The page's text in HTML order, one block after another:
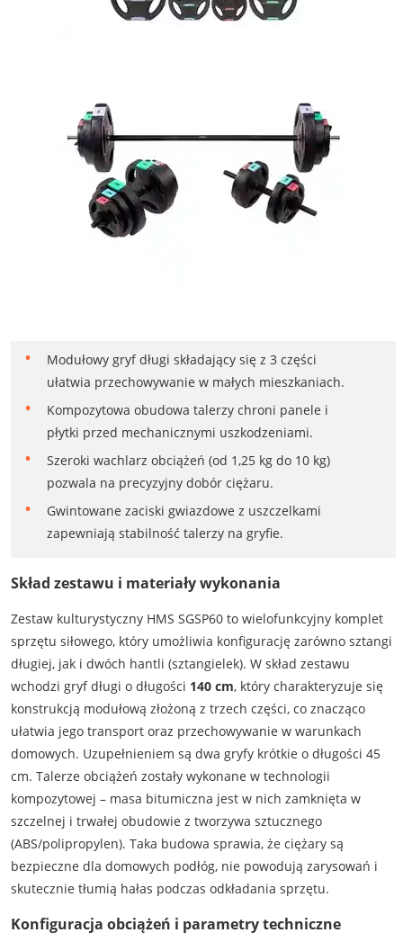
Modułowy gryf długi składający się z 3 części
ułatwia przechowywanie w małych mieszkaniach.
Kompozytowa obudowa talerzy chroni panele i
płytki przed mechanicznymi uszkodzeniami.
Szeroki wachlarz obciążeń (od 1,25 kg do 10 kg)
pozwala na precyzyjny dobór ciężaru.
Gwintowane zaciski gwiazdowe z uszczelkami
zapewniają stabilność talerzy na gryfie.
Skład zestawu i materiały wykonania
Zestaw kulturystyczny HMS SGSP60 to wielofunkcyjny komplet
sprzętu siłowego, który umożliwia konfigurację zarówno sztangi
długiej, jak i dwóch hantli (sztangielek). W skład zestawu
wchodzi gryf długi o długości 140 cm, który charakteryzuje się
konstrukcją modułową złożoną z trzech części, co znacząco
ułatwia jego transport oraz przechowywanie w warunkach
domowych. Uzupełnieniem są dwa gryfy krótkie o długości 45
cm. Talerze obciążeń zostały wykonane w technologii
kompozytowej – masa bitumiczna jest w nich zamknięta w
szczelnej i trwałej obudowie z tworzywa sztucznego
(ABS/polipropylen). Taka budowa sprawia, że ciężary są
bezpieczne dla domowych podłóg, nie powodują zarysowań i
skutecznie tłumią hałas podczas odkładania sprzętu.
Konfiguracja obciążeń i parametry techniczne